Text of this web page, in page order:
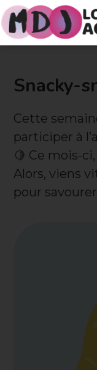
Snacky-
Cette
participer à
🍋 Ce mois-
Alors, viens
pour